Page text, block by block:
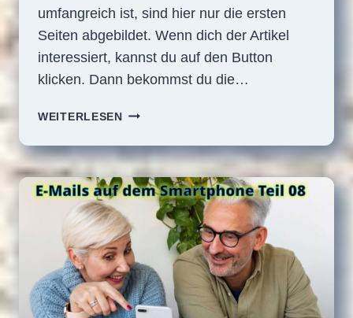
umfangreich ist, sind hier nur die ersten
Seiten abgebildet. Wenn dich der Artikel
interessiert, kannst du auf den Button
klicken. Dann bekommst du die…
WEITERLESENE-
AUF
DEM
SMARTPHONE
TEIL
09